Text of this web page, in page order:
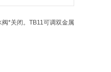
*关闭。TB11可调双金属